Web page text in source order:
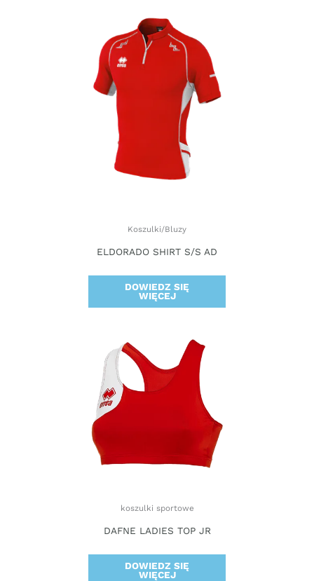
Koszulki/Bluzy
ELDORADO SHIRT S/S AD
DOWIEDZ SIĘ
WIĘCEJ
koszulki sportowe
DAFNE LADIES TOP JR
DOWIEDZ SIĘ
WIĘCEJ